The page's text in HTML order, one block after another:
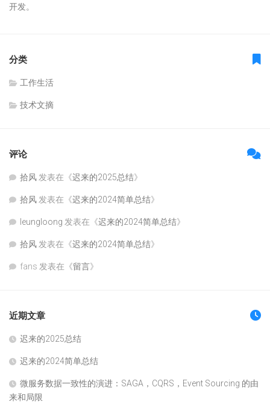
开发。
分类
工作生活
技术文摘
评论
拾风 发表在《迟来的2025总结》
拾风 发表在《迟来的2024简单总结》
leungloong 发表在《迟来的2024简单总结》
拾风 发表在《迟来的2024简单总结》
fans 发表在《留言》
近期文章
迟来的2025总结
迟来的2024简单总结
微服务数据一致性的演进：SAGA，CQRS，Event Sourcing 的由
来和局限